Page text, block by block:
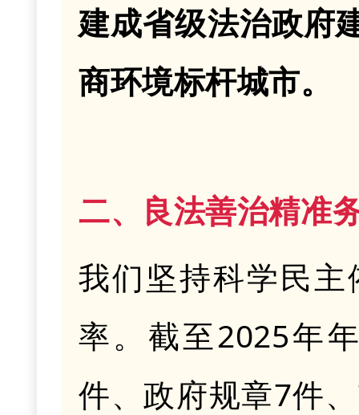
建成省级法治政府
商环境标杆城市。
二、良法善治精准
我们坚持科学民
率。截至2025年
件、政府规章7件